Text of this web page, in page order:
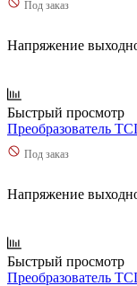
Под заказ
Напряжение
Быстрый просмотр
Преобразователь
Под заказ
Напряжение
Быстрый просмотр
Преобразователь